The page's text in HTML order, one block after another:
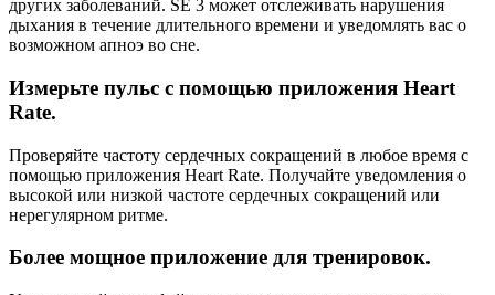
других заболеваний. SE 3 может отслеживать нарушения
дыхания в течение длительного времени и уведомлять вас о
возможном апноэ во сне.
Измерьте пульс с помощью приложения Heart
Rate.
Проверяйте частоту сердечных сокращений в любое время с
помощью приложения Heart Rate. Получайте уведомления о
высокой или низкой частоте сердечных сокращений или
нерегулярном ритме.
Более мощное приложение для тренировок.